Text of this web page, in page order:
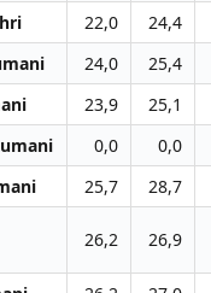
22,0 24,4
24,0 25,4
23,9 25,1
0,0 0,0
25,7 28,7
26,2 26,9